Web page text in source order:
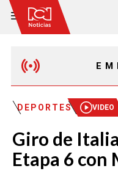
MAÑANA
DEPORTES VIDEO
Giro de
Etapa 6 con